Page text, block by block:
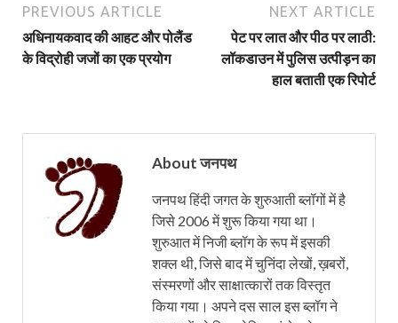
PREVIOUS ARTICLE
अधिनायकवाद की आहट और पोलैंड
के विद्रोही जजों का एक प्रयोग
NEXT ARTICLE
पेट पर लात और पीठ पर लाठी:
लॉकडाउन में पुलिस उत्पीड़न का
हाल बताती एक रिपोर्ट
About जनपथ
जनपथ हिंदी जगत के शुरुआती ब्लॉगों में है
जिसे 2006 में शुरू किया गया था।
शुरुआत में निजी ब्लॉग के रूप में इसकी
शक्ल थी, जिसे बाद में चुनिंदा लेखों, ख़बरों,
संस्मरणों और साक्षात्कारों तक विस्तृत
किया गया। अपने दस साल इस ब्लॉग ने